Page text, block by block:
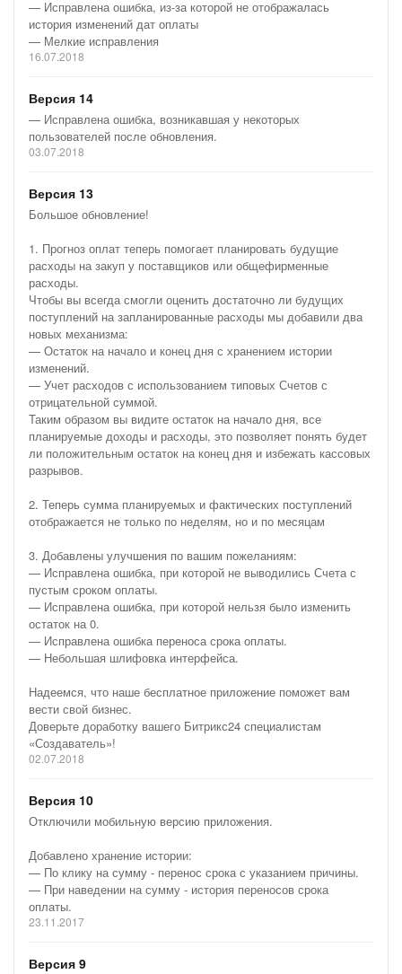
— Исправлена ошибка, из-за которой не отображалась
история изменений дат оплаты
— Мелкие исправления
16.07.2018
Версия 14
— Исправлена ошибка, возникавшая у некоторых
пользователей после обновления.
03.07.2018
Версия 13
Большое обновление!
1. Прогноз оплат теперь помогает планировать будущие
расходы на закуп у поставщиков или общефирменные
расходы.
Чтобы вы всегда смогли оценить достаточно ли будущих
поступлений на запланированные расходы мы добавили два
новых механизма:
— Остаток на начало и конец дня с хранением истории
изменений.
— Учет расходов с использованием типовых Счетов с
отрицательной суммой.
Таким образом вы видите остаток на начало дня, все
планируемые доходы и расходы, это позволяет понять будет
ли положительным остаток на конец дня и избежать кассовых
разрывов.
2. Теперь сумма планируемых и фактических поступлений
отображается не только по неделям, но и по месяцам
3. Добавлены улучшения по вашим пожеланиям:
— Исправлена ошибка, при которой не выводились Счета с
пустым сроком оплаты.
— Исправлена ошибка, при которой нельзя было изменить
остаток на 0.
— Исправлена ошибка переноса срока оплаты.
— Небольшая шлифовка интерфейса.
Надеемся, что наше бесплатное приложение поможет вам
вести свой бизнес.
Доверьте доработку вашего Битрикс24 специалистам
«Создаватель»!
02.07.2018
Версия 10
Отключили мобильную версию приложения.
Добавлено хранение истории:
— По клику на сумму - перенос срока с указанием причины.
— При наведении на сумму - история переносов срока
оплаты.
23.11.2017
Версия 9